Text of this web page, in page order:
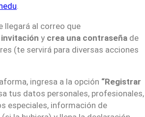
llegará al correo que
y crea una contraseña de
(te servirá para diversas acciones
ingresa a la opción “Registrar
tus datos personales, profesionales,
especiales, información de